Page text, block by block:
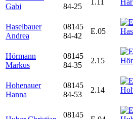
Gabi
84-25
1.11
Haselbauer
Andrea
08145
84-42
E.05
Hörmann
Markus
08145
84-35
2.15
Hohenauer
Hanna
08145
84-53
2.14
08145